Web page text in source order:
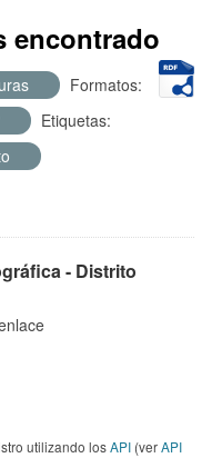
encontrado
Formatos:
Etiquetas:
- Distrito
utilizando losAPI (verAPI